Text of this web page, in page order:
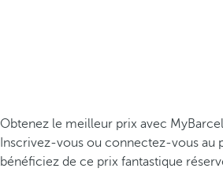
Obtenez le meilleur prix avec
Inscrivez-vous ou connectez-vous au
bénéficiez de ce prix fantastique